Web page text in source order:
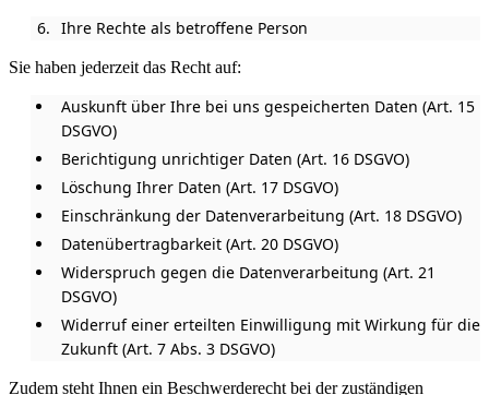
Ihre Rechte als betroffene Person
Sie haben jederzeit das Recht auf:
Auskunft über Ihre bei uns gespeicherten Daten (Art. 15
DSGVO)
Berichtigung unrichtiger Daten (Art. 16 DSGVO)
Löschung Ihrer Daten (Art. 17 DSGVO)
Einschränkung der Datenverarbeitung (Art. 18 DSGVO)
Datenübertragbarkeit (Art. 20 DSGVO)
Widerspruch gegen die Datenverarbeitung (Art. 21
DSGVO)
Widerruf einer erteilten Einwilligung mit Wirkung für die
Zukunft (Art. 7 Abs. 3 DSGVO)
Zudem steht Ihnen ein Beschwerderecht bei der zuständigen